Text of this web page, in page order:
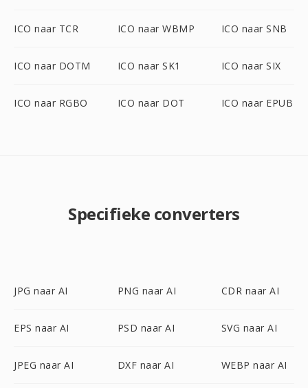
ICO naar TCR ICO naar WBMP ICO naar SNB
ICO naar DOTM ICO naar SK1 ICO naar SIX
ICO naar RGBO ICO naar DOT ICO naar EPUB
Specifieke converters
JPG naar AI PNG naar AI CDR naar AI
EPS naar AI PSD naar AI SVG naar AI
JPEG naar AI DXF naar AI WEBP naar AI